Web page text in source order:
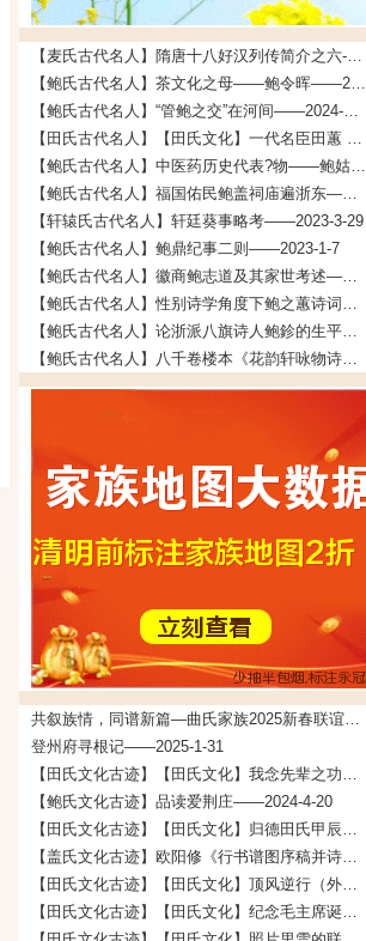
【麦氏古代名人】隋唐十八好汉列传简介之六--麦氏始祖铁杖公——2025-5-23
【鲍氏古代名人】茶文化之母——鲍令晖——2024-2-5
【鲍氏古代名人】“管鲍之交”在河间——2024-1-14
【田氏古代名人】【田氏文化】一代名臣田蕙 文/田福宏——2023-8-26
【鲍氏古代名人】中医药历史代表?物——鲍姑——2023-7-16
【鲍氏古代名人】福国佑民鲍盖祠庙遍浙东——2023-7-16
【轩辕氏古代名人】轩廷葵事略考——2023-3-29
【鲍氏古代名人】鲍鼎纪事二则——2023-1-7
【鲍氏古代名人】徽商鲍志道及其家世考述——2023-1-7
【鲍氏古代名人】性别诗学角度下鲍之蕙诗词创作研究——2022-12-25
【鲍氏古代名人】论浙派八旗诗人鲍鉁的生平、创作与交游——2022-12-25
【鲍氏古代名人】八千卷楼本《花韵轩咏物诗存》的文献及文学价值兼及鲍廷博诗词辑佚——2022-12-25
共叙族情，同谱新篇—曲氏家族2025新春联谊会在牟平圆满举办——2025-5-7
登州府寻根记——2025-1-31
【田氏文化古迹】【田氏文化】我念先辈之功德 文/田启礼——2024-4-22
【鲍氏文化古迹】品读爱荆庄——2024-4-20
【田氏文化古迹】【田氏文化】归德田氏甲辰年清明团圆拜祖大典拜祖文——2024-4-11
【盖氏文化古迹】欧阳修《行书谱图序稿并诗》——2024-2-7
【田氏文化古迹】【田氏文化】顶风逆行（外五首） 文/田春兰——2024-2-3
【田氏文化古迹】【田氏文化】纪念毛主席诞辰一百三十周年 文/田仁刚——2023-12-27